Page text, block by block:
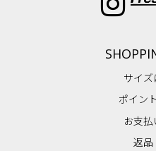
サイズ
ポイン
お支
返品